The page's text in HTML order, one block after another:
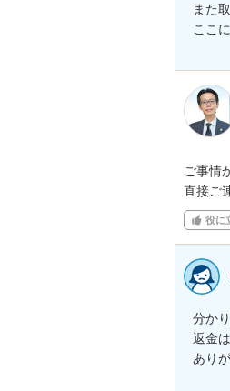
また
ここ
ご事情
直接ご
役に
分か
返金
あり